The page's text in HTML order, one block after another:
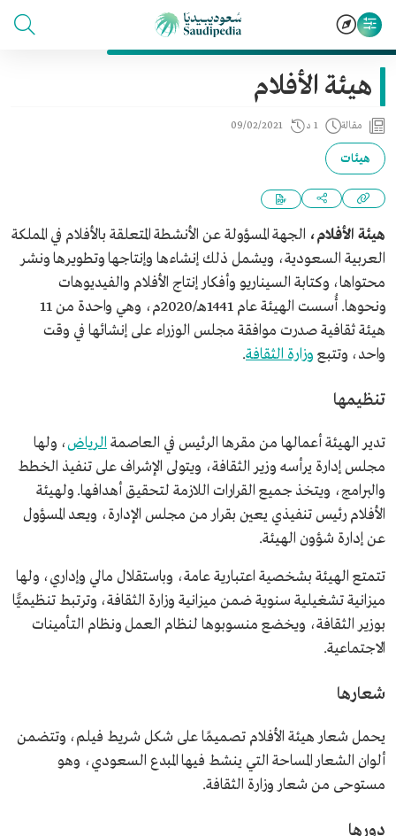
هيئة الأفلام
مقالة 1 د 09/02/2021
هيئات
هيئة الأفلام، الجهة المسؤولة عن الأنشطة المتعلقة بالأفلام في المملكة
العربية السعودية، ويشمل ذلك إنشاءها وإنتاجها وتطويرها ونشر
محتواها، وكتابة السيناريو وأفكار إنتاج الأفلام والفيديوهات
ونحوها. أُسست الهيئة عام 1441هـ/2020م، وهي واحدة من 11
هيئة ثقافية صدرت موافقة مجلس الوزراء على إنشائها في وقت
واحد، وتتبع وزارة الثقافة.
تنظيمها
تدير الهيئة أعمالها من مقرها الرئيس في العاصمة الرياض، ولها
مجلس إدارة يرأسه وزير الثقافة، ويتولى الإشراف على تنفيذ الخطط
والبرامج، ويتخذ جميع القرارات اللازمة لتحقيق أهدافها. ولهيئة
الأفلام رئيس تنفيذي يعين بقرار من مجلس الإدارة، ويعد المسؤول
عن إدارة شؤون الهيئة.
تتمتع الهيئة بشخصية اعتبارية عامة، وباستقلال مالي وإداري، ولها
ميزانية تشغيلية سنوية ضمن ميزانية وزارة الثقافة، وترتبط تنظيميًّا
بوزير الثقافة، ويخضع منسوبوها لنظام العمل ونظام التأمينات
الاجتماعية.
شعارها
يحمل شعار هيئة الأفلام تصميمًا على شكل شريط فيلم، وتتضمن
ألوان الشعار المساحة التي ينشط فيها المبدع السعودي، وهو
مستوحى من شعار وزارة الثقافة.
دورها